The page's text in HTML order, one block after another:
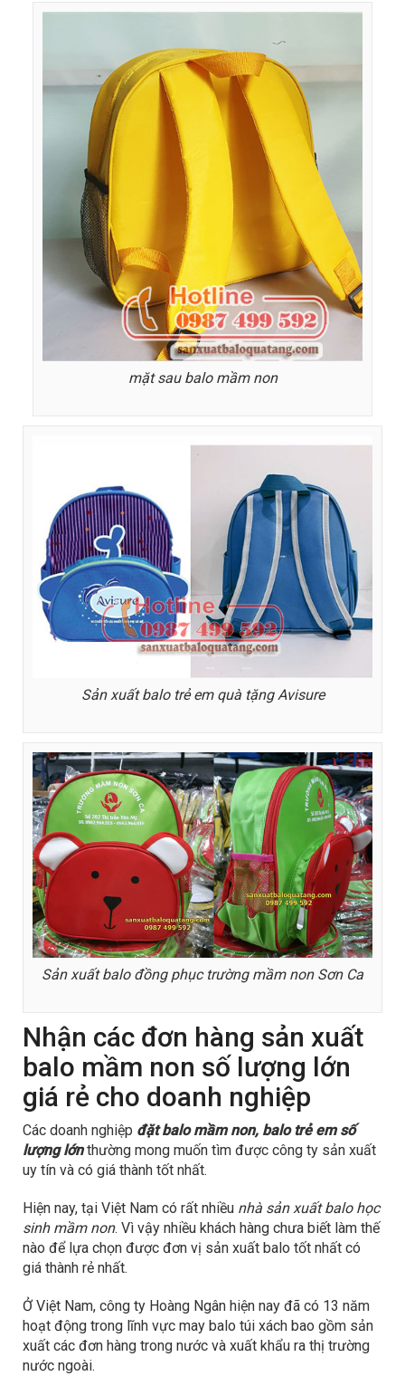
mặt sau balo mầm non
Sản xuất balo trẻ em quà tặng Avisure
Sản xuất balo đồng phục trường mầm non Sơn Ca
Nhận các đơn hàng sản xuất
balo mầm non số lượng lớn
giá rẻ cho doanh nghiệp
Các doanh nghiệp đặt balo mầm non, balo trẻ em số
lượng lớnthường mong muốn tìm được công ty sản xuất
uy tín và có giá thành tốt nhất.
Hiện nay, tại Việt Nam có rất nhiều nhà sản xuất balo học
sinh mầm non. Vì vậy nhiều khách hàng chưa biết làm thế
nào để lựa chọn được đơn vị sản xuất balo tốt nhất có
giá thành rẻ nhất.
Ở Việt Nam, công ty Hoàng Ngân hiện nay đã có 13 năm
hoạt động trong lĩnh vực may balo túi xách bao gồm sản
xuất các đơn hàng trong nước và xuất khẩu ra thị trường
nước ngoài.